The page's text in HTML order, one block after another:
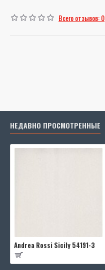
Всего отзывов: 0
НЕДАВНО ПРОСМОТРЕННЫЕ
Andrea Rossi Sicily 54191-3